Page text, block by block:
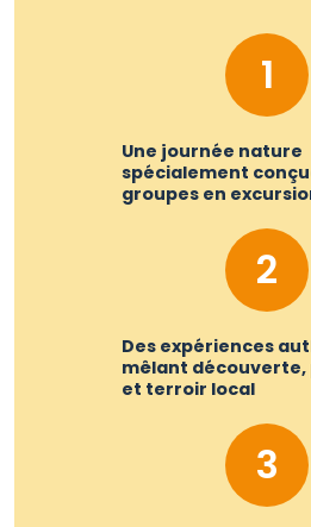
1
Une journée nature
spécialement
groupes en
2
Des expériences
mêlant
et terroir local
3